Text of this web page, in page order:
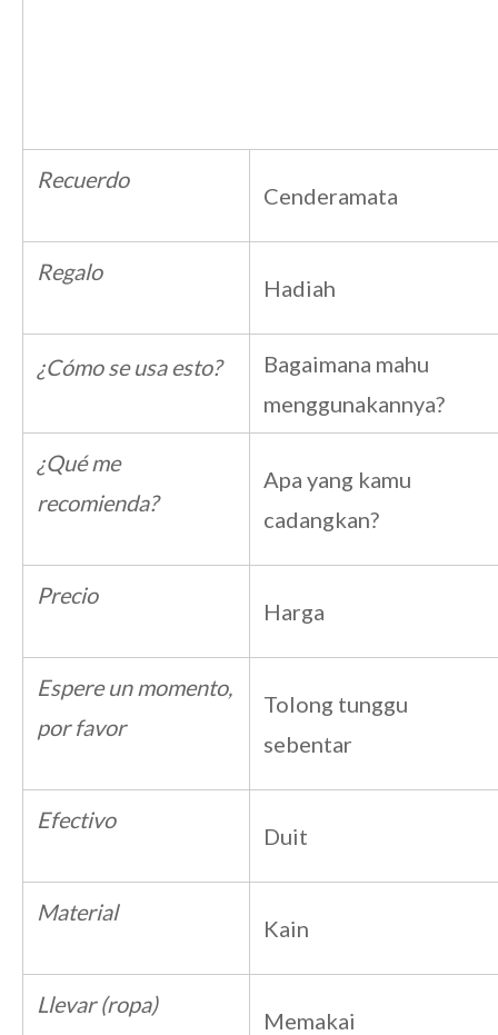
Recuerdo
Cenderamata
Regalo
Hadiah
¿Cómo se usa esto?
Bagaimana mahu
menggunakannya?
¿Qué me
recomienda?
Apa yang kamu
cadangkan?
Precio
Harga
Espere un momento,
por favor
Tolong tunggu
sebentar
Efectivo
Duit
Material
Kain
Llevar (ropa)
Memakai